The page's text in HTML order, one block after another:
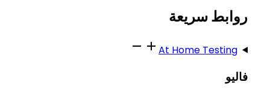
روابط سريعة
At Home Testing
فاليو